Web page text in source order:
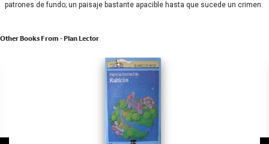
patrones de fundo; un paisaje bastante apacible hasta que sucede un crimen.
Other Books From - Plan Lector